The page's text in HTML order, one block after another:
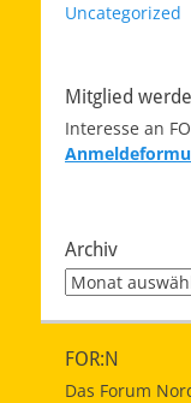
Uncategorized
Mitglied
Interesse an
Archiv
Archiv
FOR:N
Das Forum